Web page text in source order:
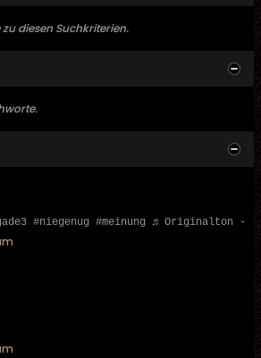
zu diesen Suchkriterien.
#niegenug #meinung ♬ Originalton -